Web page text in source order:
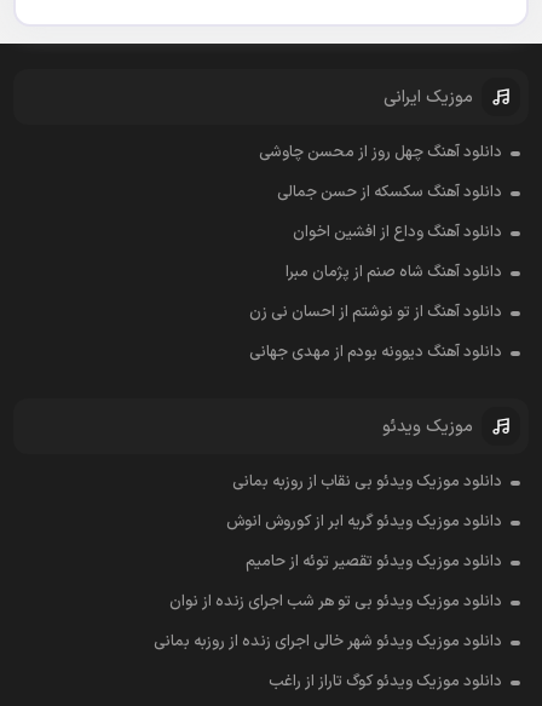
موزیک ایرانی
دانلود آهنگ چهل روز از محسن چاوشی
دانلود آهنگ سکسکه از حسن جمالی
دانلود آهنگ وداع از افشين اخوان
دانلود آهنگ شاه صنم از پژمان مبرا
دانلود آهنگ از تو نوشتم از احسان نی زن
دانلود آهنگ دیوونه بودم از مهدی جهانی
موزیک ویدئو
دانلود موزیک ویدئو بی نقاب از روزبه بمانی
دانلود موزیک ویدئو گریه ابر از کوروش انوش
دانلود موزیک ویدئو تقصیر توئه از حامیم
دانلود موزیک ویدئو بی تو هر شب اجرای زنده از نوان
دانلود موزیک ویدئو شهر خالی اجرای زنده از روزبه بمانی
دانلود موزیک ویدئو کوگ تاراز از راغب